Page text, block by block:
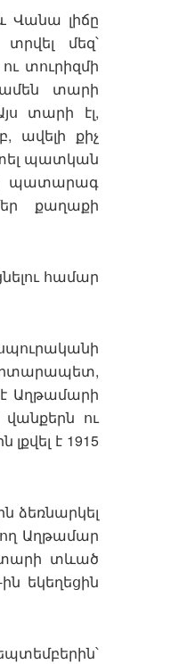
Վանա լիճը
մեզ՝
տուրիզմի
տարի
տարի էլ,
ավելի քիչ
պատկան
պատարագ
քաղաքի
համար
է Աղթամարի
ու
է 1915
ձեռնարկել
Աղթամար
տարի տևած
եկեղեցին